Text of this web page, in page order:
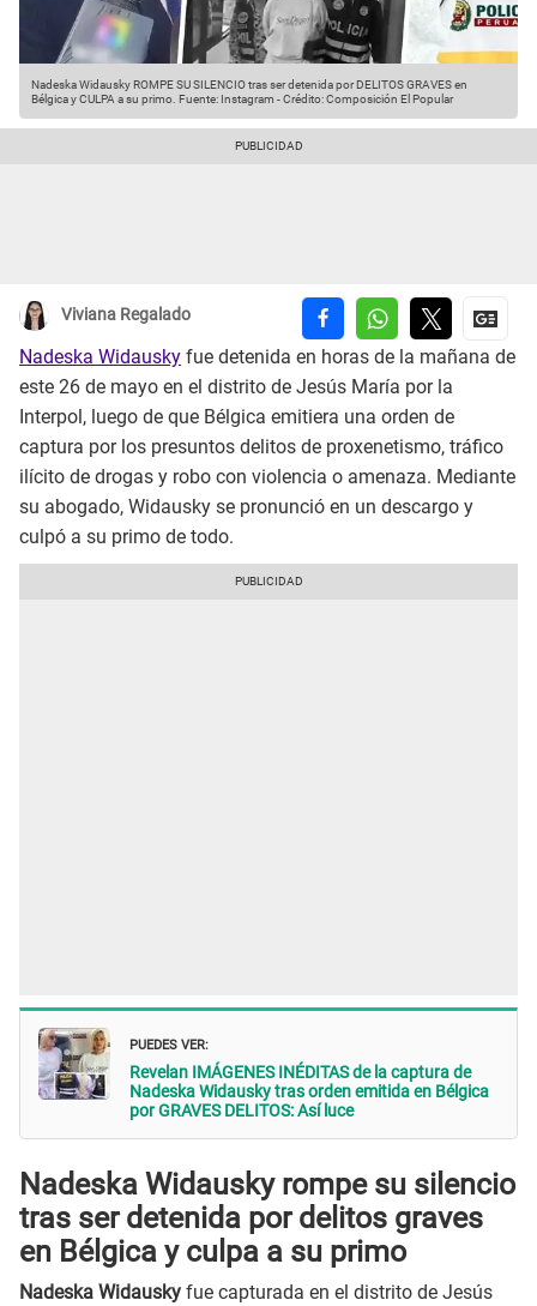
Nadeska Widausky ROMPE SU SILENCIO tras ser detenida por DELITOS GRAVES en
Bélgica y CULPA a su primo. Fuente: Instagram -Crédito: Composición El Popular
Viviana Regalado
Nadeska Widausky fue detenida en horas de la mañana de
este 26 de mayo en el distrito de Jesús María por la
Interpol, luego de que Bélgica emitiera una orden de
captura por los presuntos delitos de proxenetismo, tráfico
ilícito de drogas y robo con violencia o amenaza. Mediante
su abogado, Widausky se pronunció en un descargo y
culpó a su primo de todo.
PUEDES VER:
Revelan IMÁGENES INÉDITAS de la captura de
Nadeska Widausky tras orden emitida en Bélgica
por GRAVES DELITOS: Así luce
Nadeska Widausky rompe su silencio
tras ser detenida por delitos graves
en Bélgica y culpa a su primo
Nadeska Widausky fue capturada en el distrito de Jesús